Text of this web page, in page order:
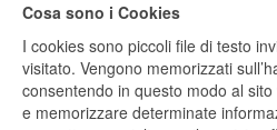
Cosa sono i Cookies
I cookies sono piccoli file di testo
visitato. Vengono memorizzati
consentendo in questo modo al
e memorizzare determinate